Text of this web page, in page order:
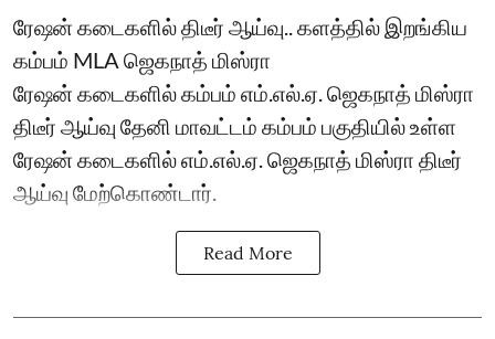
ரேஷன் கடைகளில் திடீர் ஆய்வு.. களத்தில் இறங்கிய
கம்பம் MLA ஜெகநாத் மிஸ்ரா
ரேஷன் கடைகளில் கம்பம் எம்.எல்.ஏ. ஜெகநாத் மிஸ்ரா
திடீர் ஆய்வு தேனி மாவட்டம் கம்பம் பகுதியில் உள்ள
ரேஷன் கடைகளில் எம்.எல்.ஏ. ஜெகநாத் மிஸ்ரா திடீர்
ஆய்வு மேற்கொண்டார்.
Read More